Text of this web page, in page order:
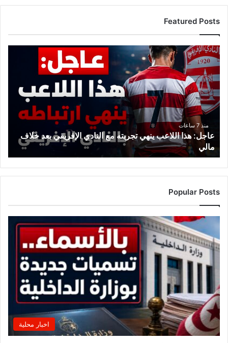
Featured Posts
عاجل:
هذا
اللاعب
ينهي
تجربته
مع
النادي
الإفريقي
بعد
خلاف
مالي
منذ 7 ساعات
عاجل: هذا اللاعب ينهي تجربته مع النادي الإفريقي بعد خلاف
مالي
Popular Posts
اخبار محلية